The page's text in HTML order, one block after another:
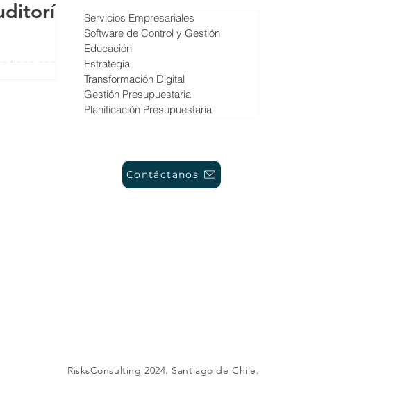
tiene como
Servicios Empresariales
Software de Control y Gestión
Educación
Estrategia
Transformación Digital
Gestión Presupuestaria
Planificación Presupuestaria
Contáctanos
RisksConsulting 2024. Santiago de Chile.